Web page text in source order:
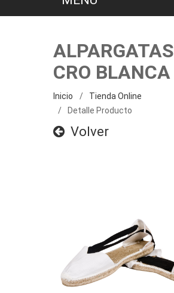
ALPARGATAS
CRO BLANCA
Inicio
Tienda Online
Detalle Producto
Volver